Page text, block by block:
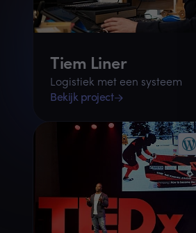
Tiem Liner
Logistiek met een systeem
Bekijk project